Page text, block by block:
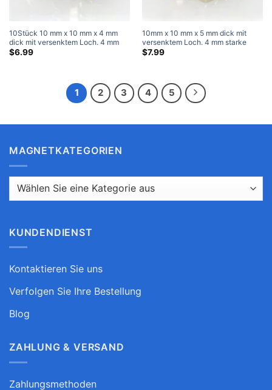
10Stück 10 mm x 10 mm x 4 mm
dick mit versenktem Loch. 4 mm
starke N35-Block-Rechteck-
$6.99
10mm x 10 mm x 5 mm dick mit
versenktem Loch. 4 mm starke
N35-Block-Rechteck-
$7.99
1 2 3 4 5
MAGNETKATEGORIEN
KUNDENDIENST
Kontaktieren Sie uns
Verfolgen Sie Ihre Bestellung
Blog
ZAHLUNG & VERSAND
Zahlungsmethoden